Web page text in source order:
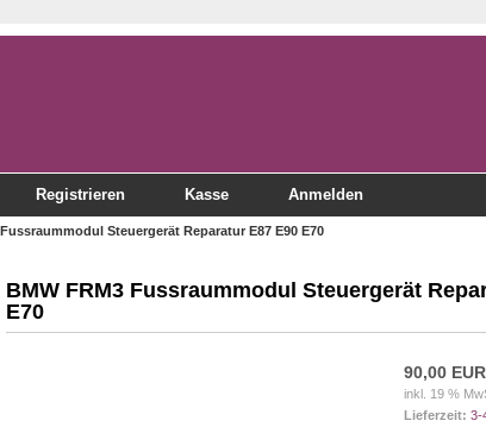
Registrieren Kasse Anmelden
Steuergerät Reparatur E87 E90 E70
BMW FRM3 Fussraummodul Steuergerät
E70
90,00 EUR
inkl. 19 %
Lieferzeit: 3-